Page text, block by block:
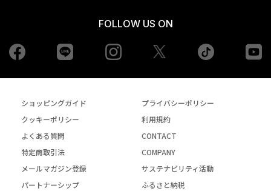
FOLLOW US ON
Facebook Instagram tiktok
ショッピングガイド
プライバシーポリシー
クッキーポリシー
利用規約
よくある質問
CONTACT
特定商取引法
COMPANY
メールマガジン登録
サステナビリティ活動
パートナーシップ
ふるさと納税